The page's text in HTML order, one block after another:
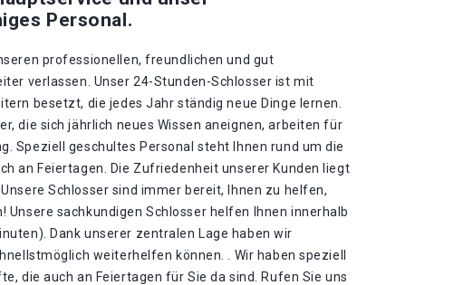
Personal.
professionellen, freundlichen und gut
verlassen. Unser 24-Stunden-Schlosser ist mit
besetzt, die jedes Jahr ständig neue Dinge lernen.
die sich jährlich neues Wissen aneignen, arbeiten für
Speziell geschultes Personal steht Ihnen rund um die
an Feiertagen. Die Zufriedenheit unserer Kunden liegt
Schlosser sind immer bereit, Ihnen zu helfen,
Unsere sachkundigen Schlosser helfen Ihnen innerhalb
Dank unserer zentralen Lage haben wir
weiterhelfen können. . Wir haben speziell
die auch an Feiertagen für Sie da sind. Rufen Sie uns